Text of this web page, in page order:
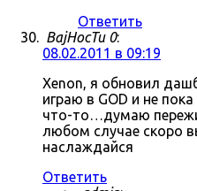
Ответить
BajHocTu 0:
08.02.2011 в 09:19
Xenon, я обновил
играю в GOD и не
что-то…думаю
любом случае скоро
наслаждайся
Ответить